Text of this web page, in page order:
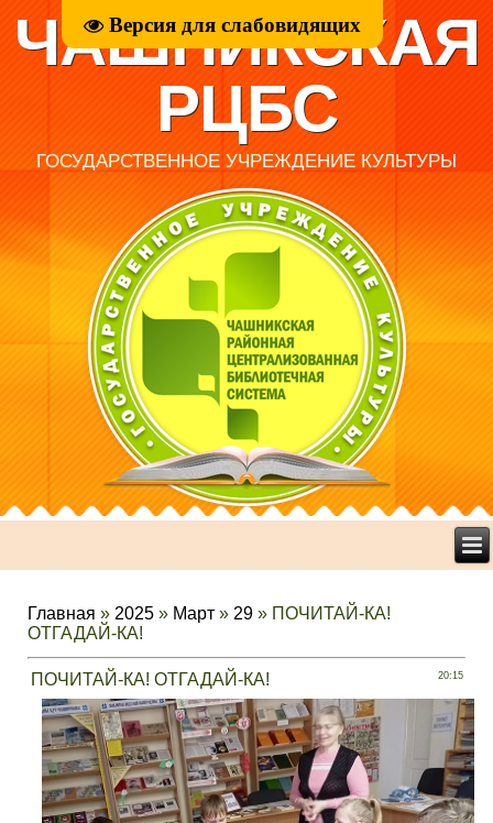
Версия для слабовидящих
ЧАШНИКСКАЯ
РЦБС
ГОСУДАРСТВЕННОЕ УЧРЕЖДЕНИЕ КУЛЬТУРЫ
Главная » 2025 » Март » 29 » ПОЧИТАЙ-КА!
ОТГАДАЙ-КА!
20:15
ПОЧИТАЙ-КА! ОТГАДАЙ-КА!